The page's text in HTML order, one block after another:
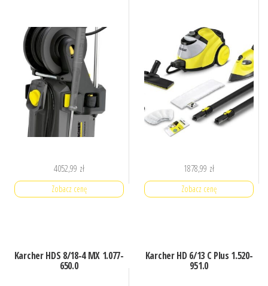
4052,99 zł
Zobacz cenę
1878,99 zł
Zobacz cenę
Karcher HDS 8/18-4 MX 1.077-
650.0
Karcher HD 6/13 C Plus 1.520-
951.0